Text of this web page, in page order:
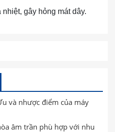
gây hỏng mát dây.
và nhược điểm của máy
âm trần phù hợp với nhu